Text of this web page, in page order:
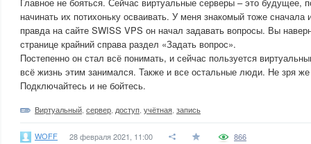
начинать их потихоньку осваивать. У меня знакомый тоже
правда на сайте SWISS VPS он начал задавать вопросы. Вы
странице крайний справа раздел «Задать вопрос».
Постепенно он стал всё понимать, и сейчас пользуется
всё жизнь этим занимался. Также и все остальные люди. Не зря же
Подключайтесь и не бойтесь.
Виртуальный сервер доступ учётная запись
WOFF 28 февраля 2021, 11:00 866